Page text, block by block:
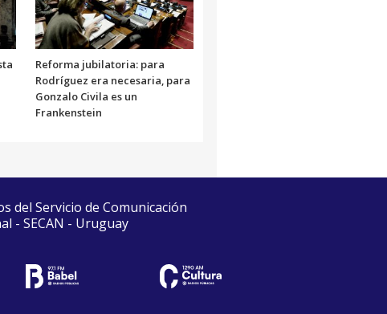
Reforma jubilatoria: para
Rodríguez era necesaria, para
Gonzalo Civila es un
Frankenstein
del Servicio de Comunicación
- SECAN - Uruguay